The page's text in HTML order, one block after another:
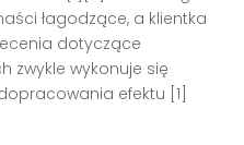
łagodzące, a klientka
dotyczące
zwykle wykonuje się
efektu [1]